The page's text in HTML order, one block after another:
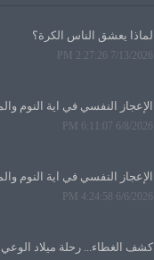
لماذا يعشق الناس الكرة؟
7/13/2026 2:27:26 PM
الإعجاز النفسي في آية النوم
6/8/2026 6:11:07 PM
الإعجاز النفسي في آية النوم
6/6/2026 4:24:58 PM
كشف الغطاء... رحلة ميلاد الوعي